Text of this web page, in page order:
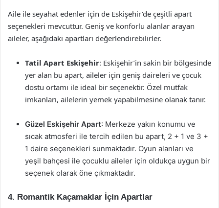
Aile ile seyahat edenler için de Eskişehir’de çeşitli apart
seçenekleri mevcuttur. Geniş ve konforlu alanlar arayan
aileler, aşağıdaki apartları değerlendirebilirler.
Tatil Apart Eskişehir: Eskişehir’in sakin bir bölgesinde
yer alan bu apart, aileler için geniş daireleri ve çocuk
dostu ortamı ile ideal bir seçenektir. Özel mutfak
imkanları, ailelerin yemek yapabilmesine olanak tanır.
Güzel Eskişehir Apart: Merkeze yakın konumu ve
sıcak atmosferi ile tercih edilen bu apart, 2 + 1 ve 3 +
1 daire seçenekleri sunmaktadır. Oyun alanları ve
yeşil bahçesi ile çocuklu aileler için oldukça uygun bir
seçenek olarak öne çıkmaktadır.
4. Romantik Kaçamaklar İçin Apartlar